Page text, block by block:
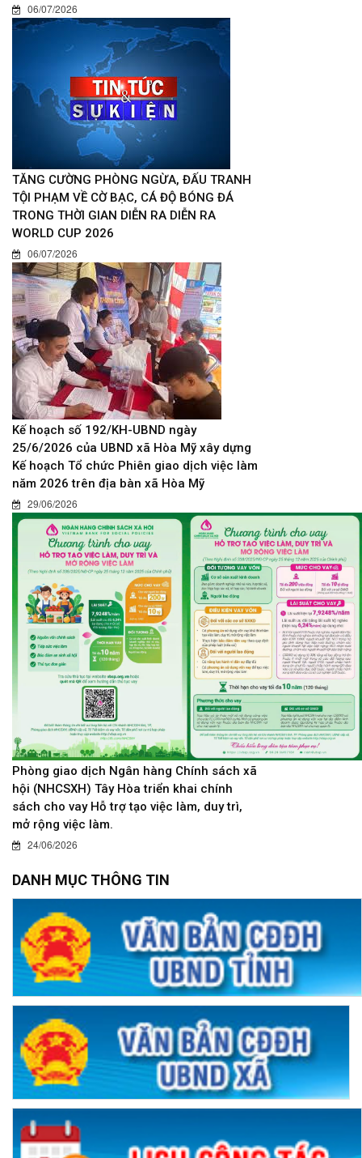
06/07/2026
TĂNG CƯỜNG PHÒNG NGỪA, ĐẤU TRANH
TỘI PHẠM VỀ CỜ BẠC, CÁ ĐỘ BÓNG ĐÁ
TRONG THỜI GIAN DIỄN RA DIỄN RA
WORLD CUP 2026
06/07/2026
Kế hoạch số 192/KH-UBND ngày
25/6/2026 của UBND xã Hòa Mỹ xây dựng
Kế hoạch Tổ chức Phiên giao dịch việc làm
năm 2026 trên địa bàn xã Hòa Mỹ
29/06/2026
Phòng giao dịch Ngân hàng Chính sách xã
hội (NHCSXH) Tây Hòa triển khai chính
sách cho vay Hỗ trợ tạo việc làm, duy trì,
mở rộng việc làm.
24/06/2026
DANH MỤC THÔNG TIN